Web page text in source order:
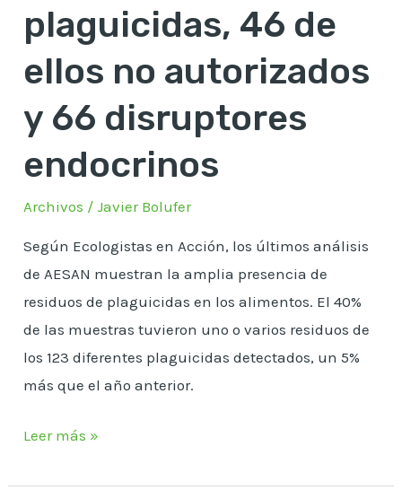
plaguicidas, 46 de
ellos no autorizados
y 66 disruptores
endocrinos
Archivos /Javier Bolufer
Según Ecologistas en Acción, los últimos análisis
de AESAN muestran la amplia presencia de
residuos de plaguicidas en los alimentos. El 40%
de las muestras tuvieron uno o varios residuos de
los 123 diferentes plaguicidas detectados, un 5%
más que el año anterior.
plaguicidas,
46
ellos
autorizados
y
Leer más »